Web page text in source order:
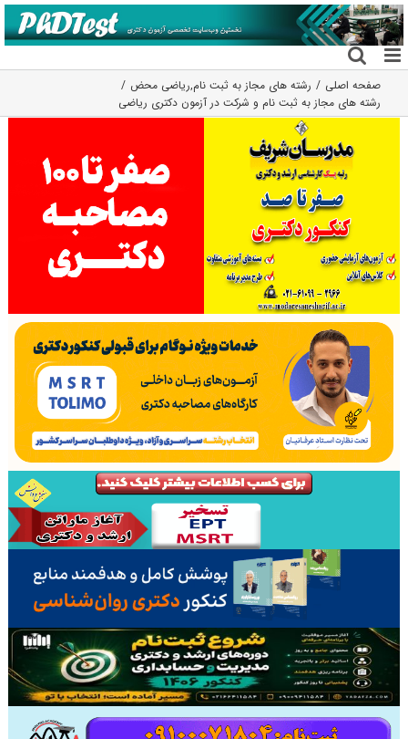
رفتن
به
محتوا
صفحه اصلی رشته های مجاز به ثبت نام,ریاضی محض
رشته های مجاز به ثبت نام و شرکت در آزمون دکتری ریاضی